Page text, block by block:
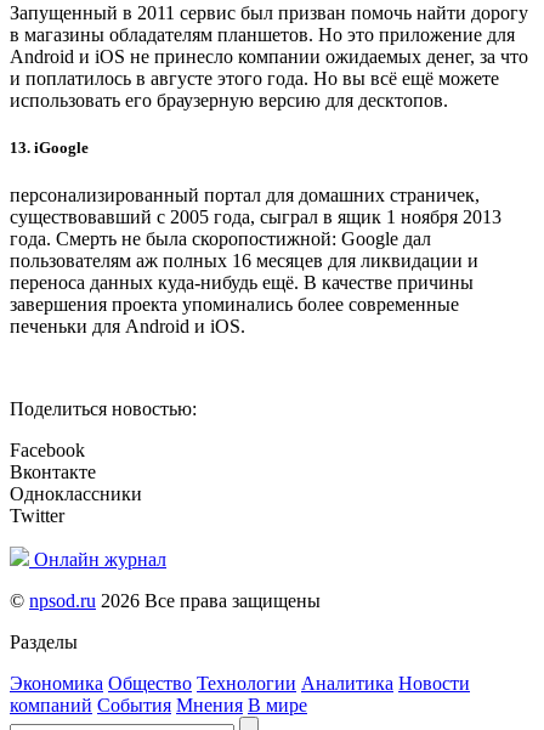
Запущенный в 2011 сервис был призван помочь найти дорогу
в магазины обладателям планшетов. Но это приложение для
Android и iOS не принесло компании ожидаемых денег, за что
и поплатилось в августе этого года. Но вы всё ещё можете
использовать его браузерную версию для десктопов.
13. iGoogle
персонализированный портал для домашних страничек,
существовавший с 2005 года, сыграл в ящик 1 ноября 2013
года. Смерть не была скоропостижной: Google дал
пользователям аж полных 16 месяцев для ликвидации и
переноса данных куда-нибудь ещё. В качестве причины
завершения проекта упоминались более современные
печеньки для Android и iOS.
Поделиться новостью:
Facebook
Вконтакте
Одноклассники
Twitter
Онлайн журнал
© npsod.ru 2026 Все права защищены
Разделы
Экономика Общество Технологии Аналитика Новости
компаний События Мнения В мире